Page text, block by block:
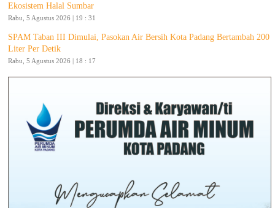
Ekosistem Halal Sumbar
Rabu, 5 Agustus 2026 | 19 : 31
SPAM Taban III Dimulai, Pasokan Air Bersih Kota Padang Bertambah 200
Liter Per Detik
Rabu, 5 Agustus 2026 | 18 : 17